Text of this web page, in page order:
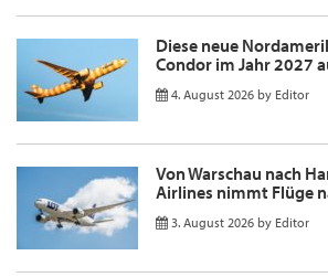
Diese neue
Condor im Jahr 2027
4. August 2026 by Editor
Von Warschau nach
Airlines nimmt Flüge
3. August 2026 by Editor